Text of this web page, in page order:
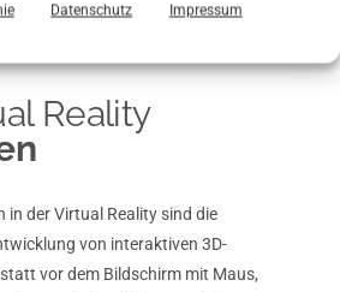
Datenschutz Impressum
angepasst werden kann.
Reality
in der Virtual Reality sind die
von interaktiven 3D-
vor dem Bildschirm mit Maus,